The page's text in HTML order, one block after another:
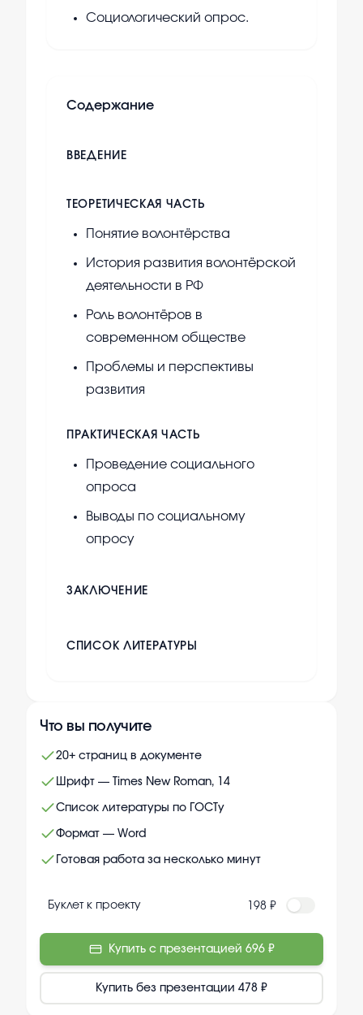
Социологический опрос.
Содержание
ВВЕДЕНИЕ
ТЕОРЕТИЧЕСКАЯ ЧАСТЬ
Понятие волонтёрства
История развития волонтёрской
деятельности в РФ
Роль волонтёров в
современном обществе
Проблемы и перспективы
развития
ПРАКТИЧЕСКАЯ ЧАСТЬ
Проведение социального
опроса
Выводы по социальному
опросу
ЗАКЛЮЧЕНИЕ
СПИСОК ЛИТЕРАТУРЫ
Что вы получите
20+ страниц в документе
Шрифт — Times New Roman, 14
Список литературы по ГОСТу
Формат — Word
Готовая работа за несколько минут
Буклет к проекту 198 ₽
Купить с презентацией 696 ₽
Купить без презентации 478 ₽